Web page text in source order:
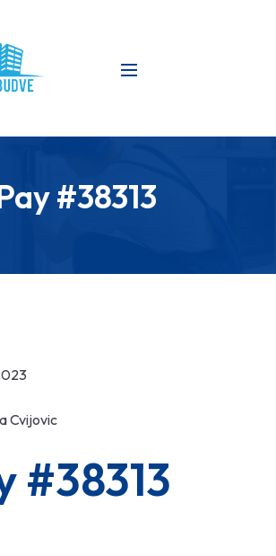
#38313
Cvijovic
#38313